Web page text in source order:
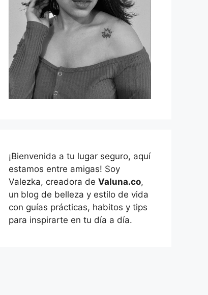
¡Bienvenida a tu lugar seguro, aquí
estamos entre amigas! Soy
Valezka, creadora de Valuna.co,
un blog de belleza y estilo de vida
con guías prácticas, habitos y tips
para inspirarte en tu día a día.